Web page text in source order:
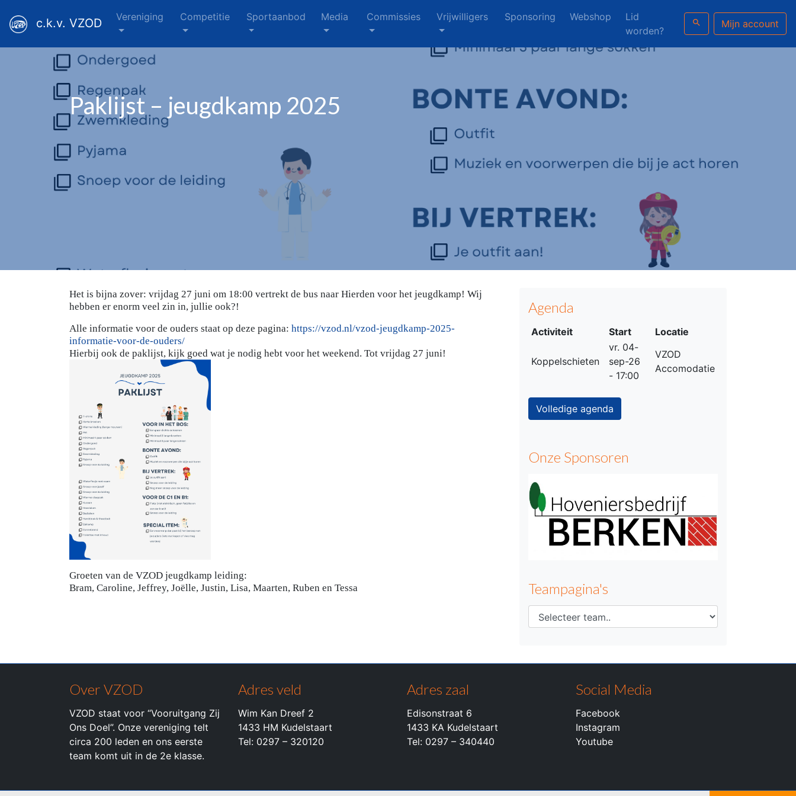
c.k.v. VZOD Vereniging Competitie Sportaanbod Media Commissies Vrijwilligers Sponsoring Webshop
Lid
worden?
search Mijn account
Paklijst – jeugdkamp 2025
Het is bijna zover: vrijdag 27 juni om 18:00 vertrekt de bus naar Hierden voor het jeugdkamp! Wij
hebben er enorm veel zin in, jullie ook?!
Alle informatie voor de ouders staat op deze pagina: https://vzod.nl/vzod-jeugdkamp-2025-
informatie-voor-de-ouders/
Hierbij ook de paklijst, kijk goed wat je nodig hebt voor het weekend. Tot vrijdag 27 juni!
Groeten van de VZOD jeugdkamp leiding:
Bram, Caroline, Jeffrey, Joëlle, Justin, Lisa, Maarten, Ruben en Tessa
Agenda
Activiteit Start Locatie
Koppelschieten
vr. 04-
sep-26
- 17:00
VZOD
Accomodatie
Volledige agenda
Onze Sponsoren
Teampagina's
Over VZOD
VZOD staat voor “Vooruitgang Zij
Ons Doel”. Onze vereniging telt
circa 200 leden en ons eerste
team komt uit in de 2e klasse.
Adres veld
Wim Kan Dreef 2
1433 HM Kudelstaart
Tel: 0297 – 320120
Adres zaal
Edisonstraat 6
1433 KA Kudelstaart
Tel: 0297 – 340440
Social Media
Facebook
Instagram
Youtube